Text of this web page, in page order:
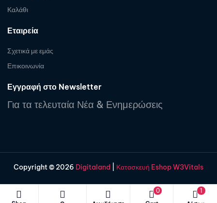
0
1
Καλάθι
Εταιρεία
Σχετικά με εμάς
Επικοινωνία
Εγγραφή στο Newsletter
Για τα τελευταία Νέα & Ενημερώσεις
Copyright © 2026 Digitaland Κατασκευή Eshop W3Vitals